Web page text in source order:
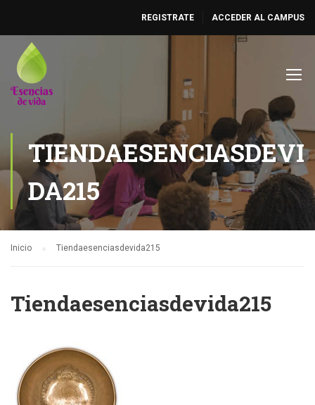
REGISTRATE ACCEDER AL CAMPUS
TIENDAESENCIASDEVI
DA215
Inicio Tiendaesenciasdevida215
Tiendaesenciasdevida215